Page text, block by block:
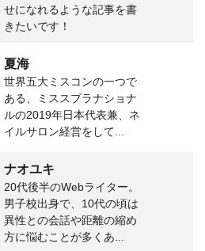
せになれるような記事を書
きたいです！
夏海
世界五大ミスコンの一つで
ある、ミススプラナショナ
ルの2019年日本代表兼、ネ
イルサロン経営をして...
ナオユキ
20代後半のWebライター。
男子校出身で、10代の頃は
異性との会話や距離の縮め
方に悩むことが多くあ...